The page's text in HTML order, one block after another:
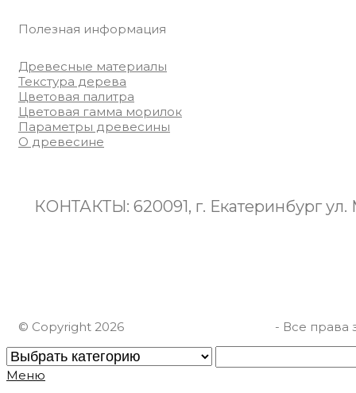
Полезная информация
Древесные материалы
Текстура дерева
Цветовая палитра
Цветовая гамма морилок
Параметры древесины
О древесине
КОНТАКТЫ: 620091, г. Екатеринбург
© Copyright 2026 - Все
Меню